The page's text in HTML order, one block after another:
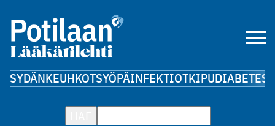
SYDÄNKEUHKOTSYÖPÄINFEKTIOTKIPUDIABETES